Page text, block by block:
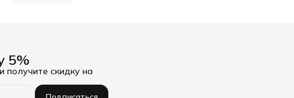
5%
получите скидку на